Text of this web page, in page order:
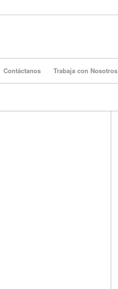
Contáctanos Trabaja con Nosotros